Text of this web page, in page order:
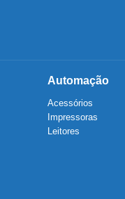
Automação
Acessórios
Impressoras
Leitores